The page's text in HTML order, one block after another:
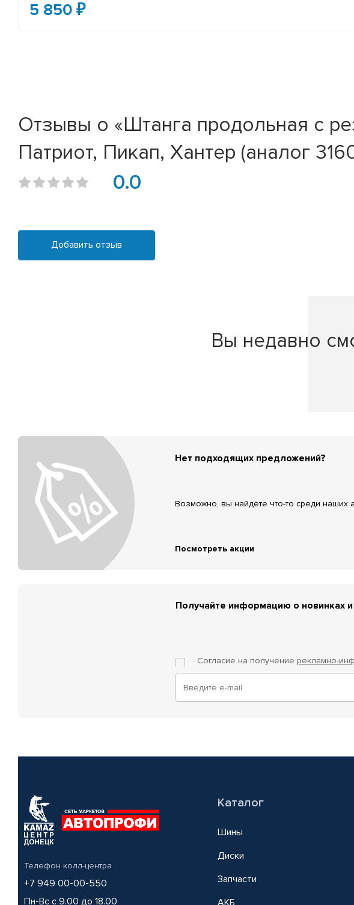
5 850 ₽
Отзывы о «Штанга продольная с
Патриот, Пикап, Хантер (аналог
0.0
Добавить отзыв
Вы недавно
Нет подходящих предложений?
Возможно, вы найдёте что-то среди наших
Посмотреть акции
Получайте информацию о новинках
Согласие на получение рекламно-
Телефон колл-центра
+7 949 00-00-550
Пн-Вс с 9.00 до 18.00
Каталог
Шины
Диски
Запчасти
АКБ